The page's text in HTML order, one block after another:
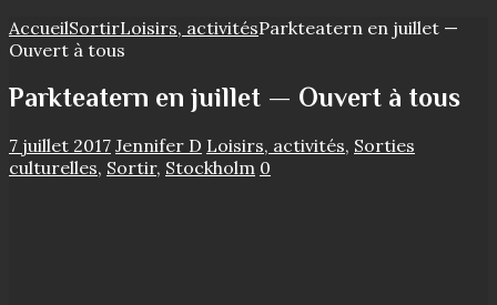
AccueilSortirLoisirs, activitésParkteatern en juillet —
Ouvert à tous
Parkteatern en juillet — Ouvert à tous
7 juillet 2017 Jennifer D Loisirs, activités, Sorties
culturelles, Sortir, Stockholm 0